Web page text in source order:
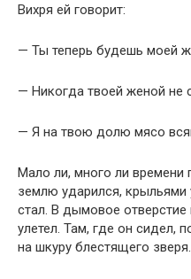
Вихря ей говорит:
— Ты теперь будешь моей
— Никогда твоей женой
— Я на твою долю мясо
Мало ли, много ли времени
землю ударился,
стал. В дымовое отверстие
улетел. Там, где он сидел,
на шкуру блестящего